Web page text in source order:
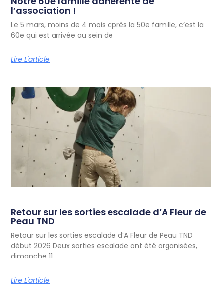
l’association !
Le 5 mars, moins de 4 mois après la 50e famille, c’est la
60e qui est arrivée au sein de
Lire L'article
Retour sur les sorties escalade d’A Fleur de
Peau TND
Retour sur les sorties escalade d’A Fleur de Peau TND
début 2026 Deux sorties escalade ont été organisées,
dimanche 11
Lire L'article